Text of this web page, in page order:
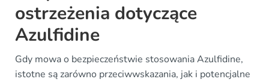
ostrzeżenia dotyczące
Azulfidine
Gdy mowa o bezpieczeństwie stosowania Azulfidine,
istotne są zarówno przeciwwskazania, jak i potencjalne